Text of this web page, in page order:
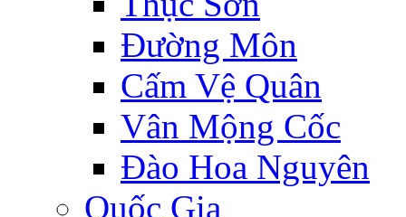
Đường Môn
Cấm Vệ Quân
Vân Mộng Cốc
Đào Hoa Nguyên
Quốc Gia